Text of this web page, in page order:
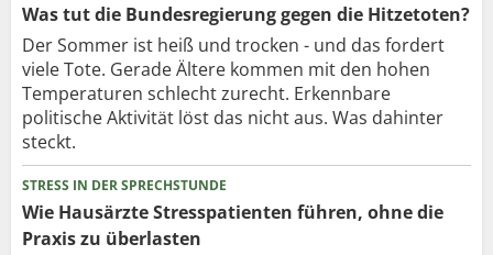
Was tut die Bundesregierung gegen die Hitzetoten?
Der Sommer ist heiß und trocken - und das fordert
viele Tote. Gerade Ältere kommen mit den hohen
Temperaturen schlecht zurecht. Erkennbare
politische Aktivität löst das nicht aus. Was dahinter
steckt.
STRESS IN DER SPRECHSTUNDE
Wie Hausärzte Stresspatienten führen, ohne die
Praxis zu überlasten